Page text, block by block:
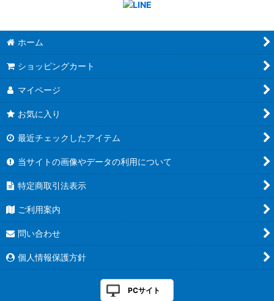
ホーム
ショッピングカート
マイページ
お気に入り
最近チェックしたアイテム
当サイトの画像やデータの利用について
特定商取引法表示
ご利用案内
問い合わせ
個人情報保護方針
PCサイト